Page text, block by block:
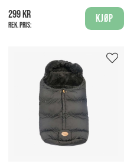
299 kr
Rek. pris:
Kjøp